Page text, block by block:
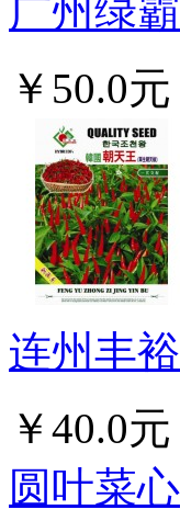
广州绿
￥50.0元
连州丰
￥40.0元
圆叶菜心